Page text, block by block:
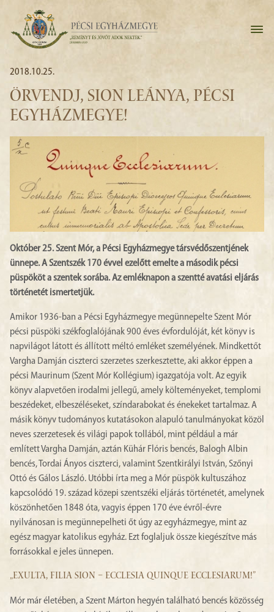
2018.10.25.
ÖRVENDJ, SION LEÁNYA, PÉCSI
EGYHÁZMEGYE!
Október 25. Szent Mór, a Pécsi Egyházmegye társvédőszentjének
ünnepe. A Szentszék 170 évvel ezelőtt emelte a második pécsi
püspököt a szentek sorába. Az emléknapon a szentté avatási eljárás
történetét ismertetjük.
Amikor 1936-ban a Pécsi Egyházmegye megünnepelte Szent Mór
pécsi püspöki székfoglalójának 900 éves évfordulóját, két könyv is
napvilágot látott és állított méltó emléket személyének. Mindkettőt
Vargha Damján ciszterci szerzetes szerkesztette, aki akkor éppen a
pécsi Maurinum (Szent Mór Kollégium) igazgatója volt. Az egyik
könyv alapvetően irodalmi jellegű, amely költeményeket, templomi
beszédeket, elbeszéléseket, színdarabokat és énekeket tartalmaz. A
másik könyv tudományos kutatásokon alapuló tanulmányokat közöl
neves szerzetesek és világi papok tollából, mint például a már
említett Vargha Damján, aztán Kühár Flóris bencés, Balogh Albin
bencés, Tordai Ányos ciszterci, valamint Szentkirályi István, Szőnyi
Ottó és Gálos László. Utóbbi írta meg a Mór püspök kultuszához
kapcsolódó 19. század közepi szentszéki eljárás történetét, amelynek
köszönhetően 1848 óta, vagyis éppen 170 éve évről-évre
nyilvánosan is megünnepelheti őt úgy az egyházmegye, mint az
egész magyar katolikus egyház. Ezt foglaljuk össze kiegészítve más
forrásokkal e jeles ünnepen.
„EXULTA, FILIA SION – ECCLESIA QUINQUE ECCLESIARUM!”
Mór már életében, a Szent Márton hegyén található bencés közösség